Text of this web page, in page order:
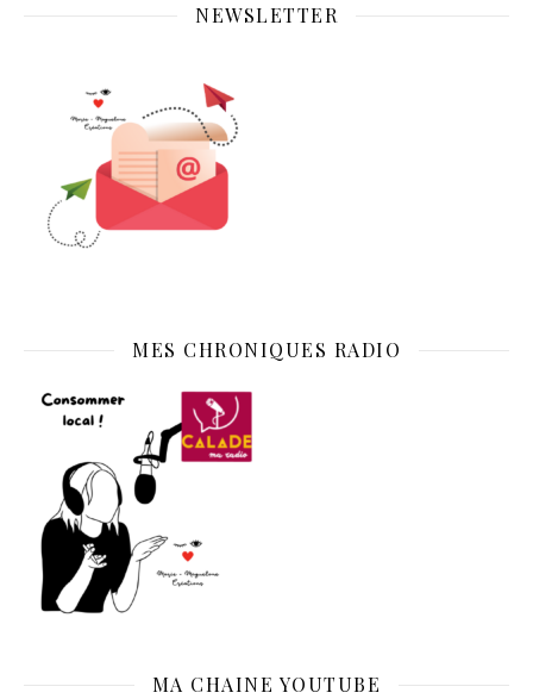
NEWSLETTER
MES CHRONIQUES RADIO
MA CHAINE YOUTUBE